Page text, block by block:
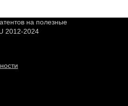
на полезные
2012-2024